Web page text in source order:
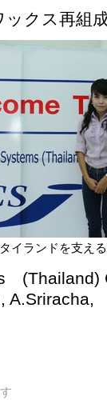
クス再組
イランドを支え
(Thailand)
A.Sriracha,